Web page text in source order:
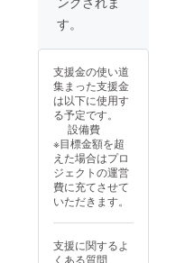
た場
判断で
イベン
トを中
止とす
る場合
があり
ます。
・イベ
ントが
中止に
なった
場合で
も、本
リター
ンは履
は4月27
なり、
順延日
程にて
リター
ンを履
行いた
しま
す。順
延日程
も中止
の場合
に限
り、口
座振込
にて全
ます。
お子さ
大人の
方の付
き添い
が必須
です。
・合計
体重は
100kg
までで
す。 ・
使用期
当イベ
日、雨
4/27(日)
に順延
となり
ます。
順延日
程につ
いて
も、開
催当日
の天候
や、注
警報級
す。
支援金の使い道
集まった支援金
は以下に使用す
る予定です。
設備費
※目標金額を超
えた場合はプロ
ジェクトの運営
費に充てさせて
いただきます。
支援に関するよ
くある質問